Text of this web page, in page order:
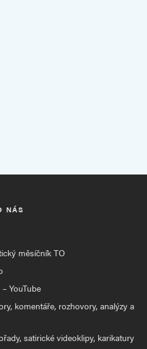
NÁS
měsíčník TO
YouTube
komentáře, rozhovory, analýzy a
satirické videoklipy, karikatury